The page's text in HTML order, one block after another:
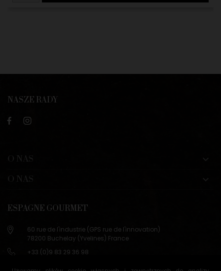
NASZE RADY
ESPAGNE GOURMET
60 rue de l'industrie (GPS rue de l'innovation)
78200 Buchelay (Yvelines) France
+33 (0)9 83 29 36 98